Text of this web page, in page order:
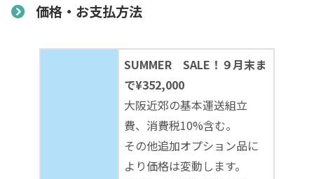
価格・お支払方法
SUMMER SALE！９月末ま
で¥352,000
大阪近郊の基本運送組立
費、消費税10%含む。
その他追加オプション品に
より価格は変動します。